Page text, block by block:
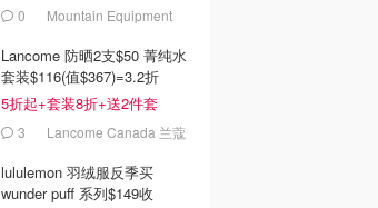
0
Mountain Equipment
Lancome 防晒2支$50 菁纯水
套装$116(值$367)=3.2折
5折起+套装8折+送2件套
3
Lancome Canada 兰蔻
lululemon 羽绒服反季买
wunder puff 系列$149收